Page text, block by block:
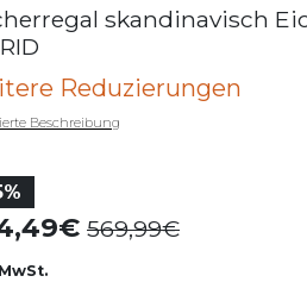
skandinavisch
Reduzierungen
Beschreibung
569,99